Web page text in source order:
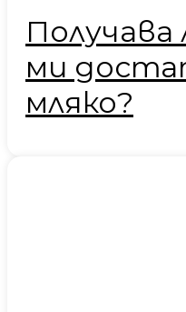
ми
мляко?